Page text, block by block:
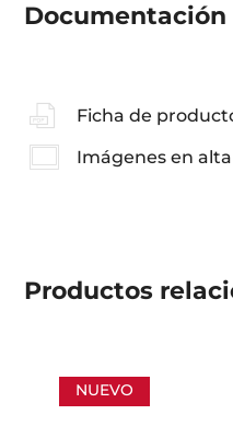
Documentación
Ficha de
Imágenes en
Productos
NUEVO